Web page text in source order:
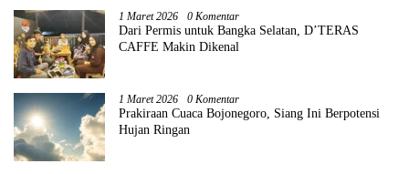
1 Maret 2026 0 Komentar
Dari Permis untuk Bangka Selatan, D’TERAS
CAFFE Makin Dikenal
1 Maret 2026 0 Komentar
Prakiraan Cuaca Bojonegoro, Siang Ini Berpotensi
Hujan Ringan